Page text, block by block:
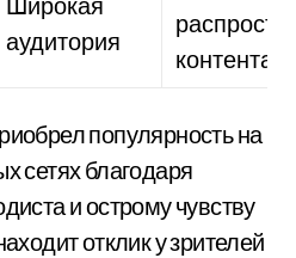
аудитория
контента
популярность на
сетях благодаря
и острому чувству
отклик у зрителей